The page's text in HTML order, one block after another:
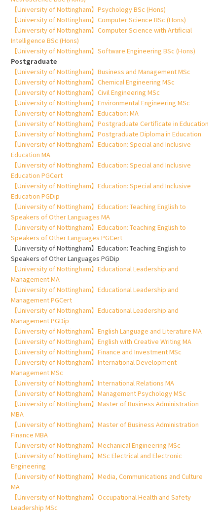
【University of Nottingham】Psychology BSc (Hons)
【University of Nottingham】Computer Science BSc (Hons)
【University of Nottingham】Computer Science with Artificial
Intelligence BSc (Hons)
【University of Nottingham】Software Engineering BSc (Hons)
Postgraduate
【University of Nottingham】Business and Management MSc
【University of Nottingham】Chemical Engineering MSc
【University of Nottingham】Civil Engineering MSc
【University of Nottingham】Environmental Engineering MSc
【University of Nottingham】Education: MA
【University of Nottingham】Postgraduate Certificate in Education
【University of Nottingham】Postgraduate Diploma in Education
【University of Nottingham】Education: Special and Inclusive
Education MA
【University of Nottingham】Education: Special and Inclusive
Education PGCert
【University of Nottingham】Education: Special and Inclusive
Education PGDip
【University of Nottingham】Education: Teaching English to
Speakers of Other Languages MA
【University of Nottingham】Education: Teaching English to
Speakers of Other Languages PGCert
【University of Nottingham】Education: Teaching English to
Speakers of Other Languages PGDip
【University of Nottingham】Educational Leadership and
Management MA
【University of Nottingham】Educational Leadership and
Management PGCert
【University of Nottingham】Educational Leadership and
Management PGDip
【University of Nottingham】English Language and Literature MA
【University of Nottingham】English with Creative Writing MA
【University of Nottingham】Finance and Investment MSc
【University of Nottingham】International Development
Management MSc
【University of Nottingham】International Relations MA
【University of Nottingham】Management Psychology MSc
【University of Nottingham】Master of Business Administration
MBA
【University of Nottingham】Master of Business Administration
Finance MBA
【University of Nottingham】Mechanical Engineering MSc
【University of Nottingham】MSc Electrical and Electronic
Engineering
【University of Nottingham】Media, Communications and Culture
MA
【University of Nottingham】Occupational Health and Safety
Leadership MSc